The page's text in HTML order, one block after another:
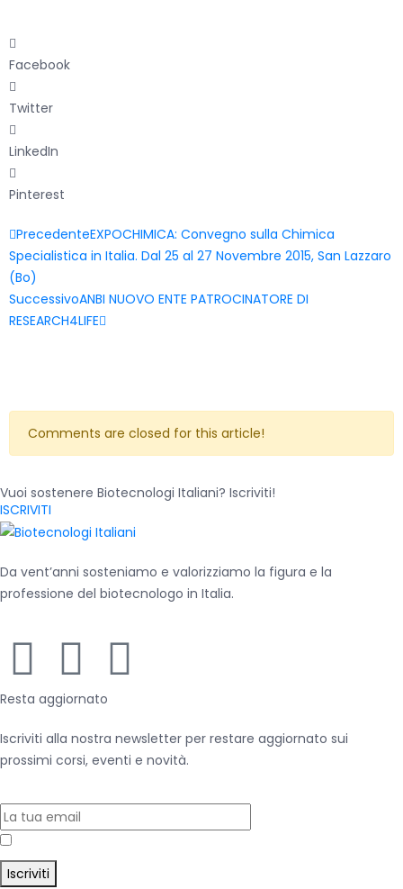
Facebook
Twitter
LinkedIn
Pinterest
PrecedenteEXPOCHIMICA: Convegno sulla Chimica
Specialistica in Italia. Dal 25 al 27 Novembre 2015, San Lazzaro
(Bo)
SuccessivoANBI NUOVO ENTE PATROCINATORE DI
RESEARCH4LIFE
Comments are closed for this article!
Vuoi sostenere Biotecnologi Italiani? Iscriviti!
ISCRIVITI
Da vent’anni sosteniamo e valorizziamo la figura e la
professione del biotecnologo in Italia.
Resta aggiornato
Iscriviti alla nostra newsletter per restare aggiornato sui
prossimi corsi, eventi e novità.
Iscriviti